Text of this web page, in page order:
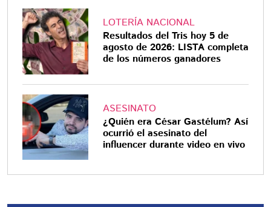
LOTERÍA NACIONAL
Resultados del Tris hoy 5 de
agosto de 2026: LISTA completa
de los números ganadores
ASESINATO
¿Quién era César Gastélum? Así
ocurrió el asesinato del
influencer durante video en vivo